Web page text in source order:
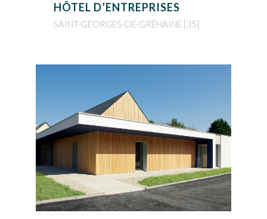
HÔTEL D’ENTREPRISES
SAINT-GEORGES-DE-GRÉHAINE [35]